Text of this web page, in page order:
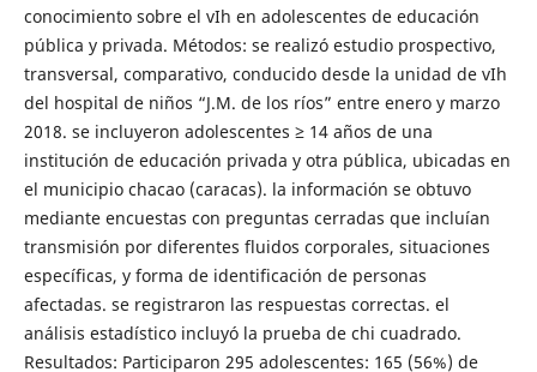
conocimiento sobre el vIh en adolescentes de educación
pública y privada. Métodos: se realizó estudio prospectivo,
transversal, comparativo, conducido desde la unidad de vIh
del hospital de niños “J.M. de los ríos” entre enero y marzo
2018. se incluyeron adolescentes ≥ 14 años de una
institución de educación privada y otra pública, ubicadas en
el municipio chacao (caracas). la información se obtuvo
mediante encuestas con preguntas cerradas que incluían
transmisión por diferentes fluidos corporales, situaciones
específicas, y forma de identificación de personas
afectadas. se registraron las respuestas correctas. el
análisis estadístico incluyó la prueba de chi cuadrado.
Resultados: Participaron 295 adolescentes: 165 (56%) de